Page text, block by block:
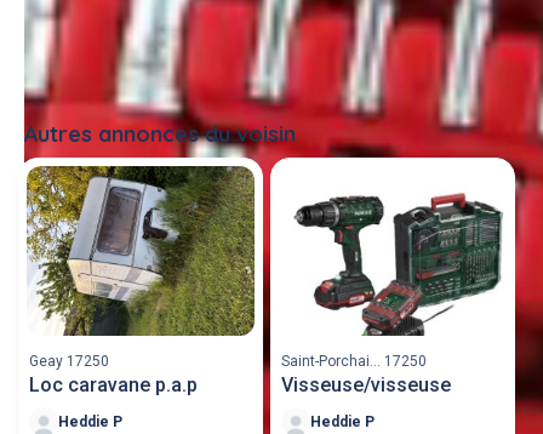
Autres annonces du voisin Tout voir
Geay 17250
Loc caravane p.a.p
Heddie P
Saint-Porchai... 17250
Visseuse/visseuse
Heddie P